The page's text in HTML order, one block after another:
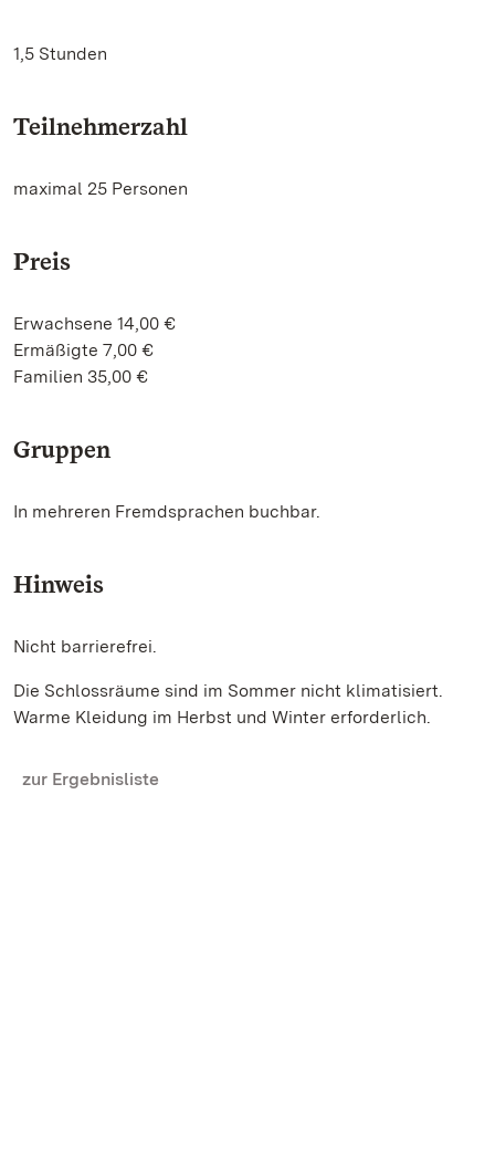
1,5 Stunden
Teilnehmerzahl
maximal 25 Personen
Preis
Erwachsene 14,00 €
Ermäßigte 7,00 €
Familien 35,00 €
Gruppen
In mehreren Fremdsprachen buchbar.
Hinweis
Nicht barrierefrei.
Die Schlossräume sind im Sommer nicht klimatisiert.
Warme Kleidung im Herbst und Winter erforderlich.
zur Ergebnisliste